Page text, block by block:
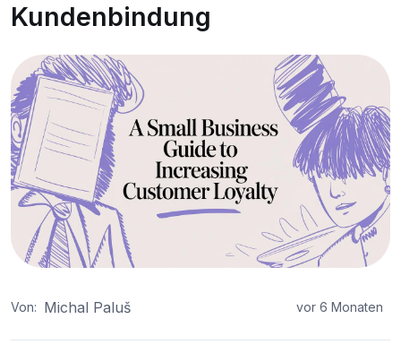
Kundenbindung
Von: Michal Paluš vor 6 Monaten